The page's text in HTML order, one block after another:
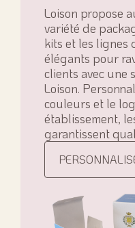
Loison propose
variété de
kits et les lignes
élégants pour
clients avec une
Loison.
couleurs et le
établissement,
garantissent